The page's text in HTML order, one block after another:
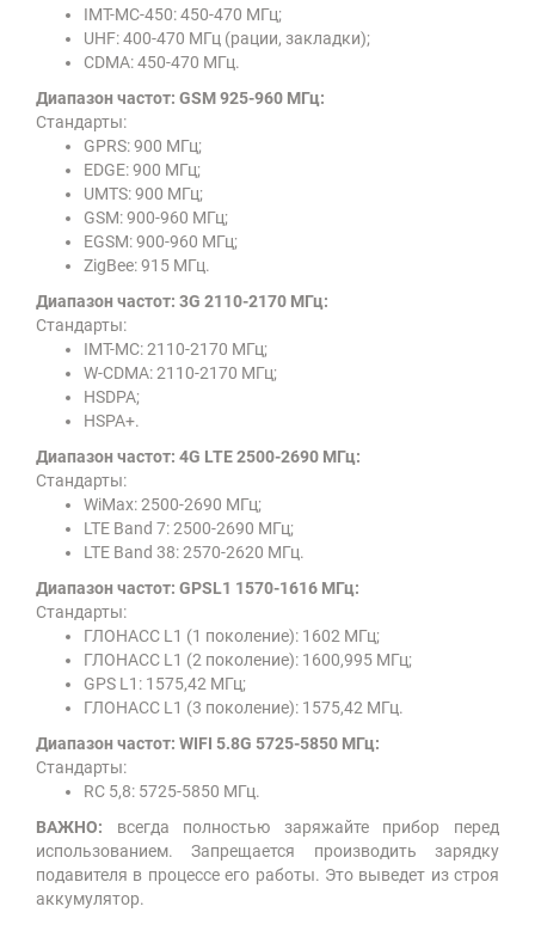
IMT-MC-450: 450-470 МГц;
UHF: 400-470 МГц (рации, закладки);
CDMA: 450-470 МГц.
Диапазон частот: GSM 925-960 МГц:
Стандарты:
GPRS: 900 МГц;
EDGE: 900 МГц;
UMTS: 900 МГц;
GSM: 900-960 МГц;
EGSM: 900-960 МГц;
ZigBee: 915 МГц.
Диапазон частот: 3G 2110-2170 МГц:
Стандарты:
IMT-MC: 2110-2170 МГц;
W-CDMA: 2110-2170 МГц;
HSDPA;
HSPA+.
Диапазон частот: 4G LTE 2500-2690 МГц:
Стандарты:
WiMax: 2500-2690 МГц;
LTE Band 7: 2500-2690 МГц;
LTE Band 38: 2570-2620 МГц.
Диапазон частот: GPSL1 1570-1616 МГц:
Стандарты:
ГЛОНАСС L1 (1 поколение): 1602 МГц;
ГЛОНАСС L1 (2 поколение): 1600,995 МГц;
GPS L1: 1575,42 МГц;
ГЛОНАСС L1 (3 поколение): 1575,42 МГц.
Диапазон частот: WIFI 5.8G 5725-5850 МГц:
Стандарты:
RC 5,8: 5725-5850 МГц.
ВАЖНО: всегда полностью заряжайте прибор перед
использованием. Запрещается производить зарядку
подавителя в процессе его работы. Это выведет из строя
аккумулятор.